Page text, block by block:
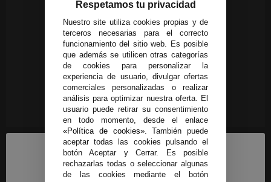
Respetamos tu privacidad
Nuestro site utiliza cookies propias y de
terceros necesarias para el correcto
funcionamiento del sitio web. Es posible
que además se utilicen otras categorías
de cookies para personalizar la
experiencia de usuario, divulgar ofertas
comerciales personalizadas o realizar
análisis para optimizar nuestra oferta. El
usuario puede retirar su consentimiento
en todo momento, desde el enlace
«Política de cookies». También puede
aceptar todas las cookies pulsando el
botón Aceptar y Cerrar. Es posible
rechazarlas todas o seleccionar algunas
de las cookies mediante el botón